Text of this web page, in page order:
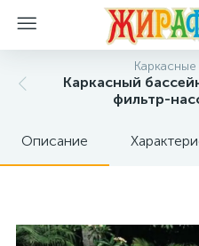
Каркасный
фильтр-
Описание